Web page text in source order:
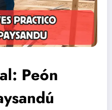
Peón